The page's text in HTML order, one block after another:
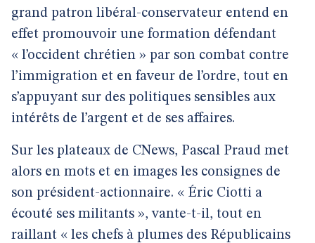
grand patron libéral-conservateur entend en
effet promouvoir une formation défendant
« l’occident chrétien » par son combat contre
l’immigration et en faveur de l’ordre, tout en
s’appuyant sur des politiques sensibles aux
intérêts de l’argent et de ses affaires.
Sur les plateaux de CNews, Pascal Praud met
alors en mots et en images les consignes de
son président-actionnaire. « Éric Ciotti a
écouté ses militants », vante-t-il, tout en
raillant « les chefs à plumes des Républicains